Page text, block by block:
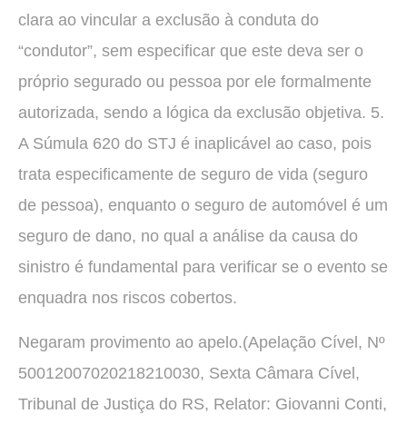
clara ao vincular a exclusão à conduta do
“condutor”, sem especificar que este deva ser o
próprio segurado ou pessoa por ele formalmente
autorizada, sendo a lógica da exclusão objetiva. 5.
A Súmula 620 do STJ é inaplicável ao caso, pois
trata especificamente de seguro de vida (seguro
de pessoa), enquanto o seguro de automóvel é um
seguro de dano, no qual a análise da causa do
sinistro é fundamental para verificar se o evento se
enquadra nos riscos cobertos.
Negaram provimento ao apelo.(Apelação Cível, Nº
50012007020218210030, Sexta Câmara Cível,
Tribunal de Justiça do RS, Relator: Giovanni Conti,